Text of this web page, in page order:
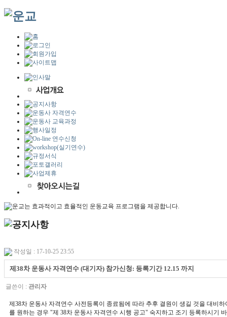
작성일 : 17-10-25 23:55
제38차 운동사 자격연수 (대기자) 참가신청: 등록기간 12.15 까지
글쓴이 : 관리자
제38차 운동사 자격연수 사전등록이 종료됨에 따라 추후 결원이 생길 것을 대비
를 원하는 경우 "제 38차 운동사 자격연수 시행 공고" 숙지하고 조기 등록하시기